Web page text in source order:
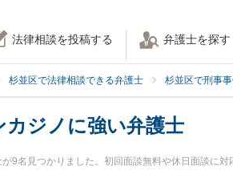
法律相談を投稿する 弁護士を探す
杉並区で法律相談できる弁護士 杉並区で刑事
ジノに強い弁護士
9名見つかりました。初回面談無料や休日面談に